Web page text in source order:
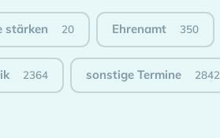
stärken 20 Ehrenamt 350
2364 sonstige Termine 2842